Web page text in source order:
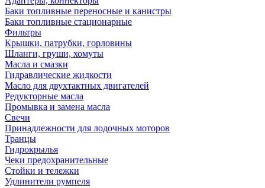
Баки топливные переносные и канистры
Баки топливные стационарные
Фильтры
Крышки, патрубки, горловины
Шланги, груши, хомуты
Масла и смазки
Гидравлические жидкости
Масло для двухтактных двигателей
Редукторные масла
Промывка и замена масла
Свечи
Принадлежности для лодочных моторов
Транцы
Гидрокрылья
Чеки предохранительные
Стойки и тележки
Удлинители румпеля